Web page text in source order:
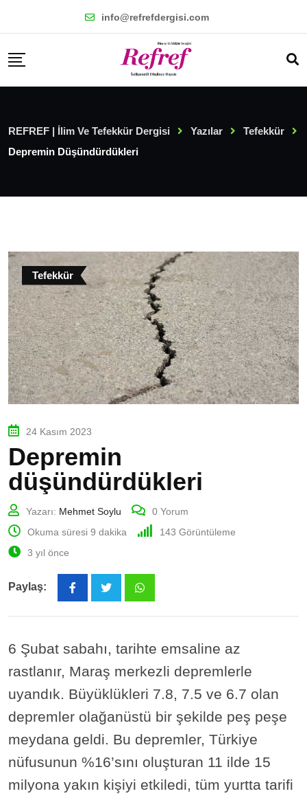
content
info@refrefdergisi.com
REFREF | İlim Ve Tefekkür Dergisi Yazılar
Tefekkür
Depremin Düşündürdükleri
Tefekkür
24 Kasım 2023
Depremin
düşündürdükleri
Yazarı: Mehmet Soylu 0 Yorum
Okuma süresi 9 dakika
143 Görüntüleme
3 yıl önce
Paylaş:
6 Şubat sabahı, tarihte emsaline az
rastlanır, Maraş merkezli depremlerle
uyandık. Büyüklükleri 7.8, 7.5 ve 6.7 olan
depremler olağanüstü bir şekilde peş peşe
meydana geldi. Bu depremler, Türkiye
nüfusunun %16’sını oluşturan 11 ilde 15
milyona yakın kişiyi etkiledi, tüm yurtta tarifi